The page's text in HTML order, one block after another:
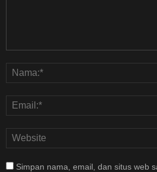
Simpan nama, email, dan situs web